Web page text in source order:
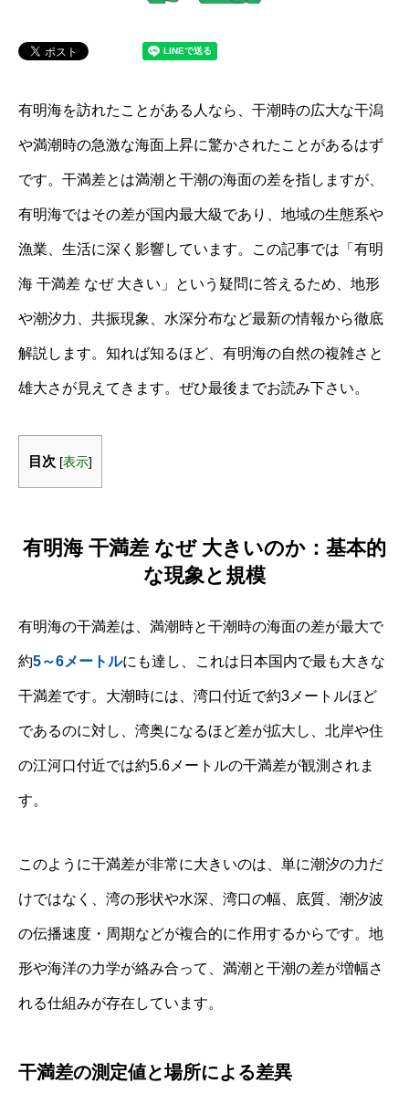
有明海を訪れたことがある人なら、干潮時の広大な干潟
や満潮時の急激な海面上昇に驚かされたことがあるはず
です。干満差とは満潮と干潮の海面の差を指しますが、
有明海ではその差が国内最大級であり、地域の生態系や
漁業、生活に深く影響しています。この記事では「有明
海 干満差 なぜ 大きい」という疑問に答えるため、地形
や潮汐力、共振現象、水深分布など最新の情報から徹底
解説します。知れば知るほど、有明海の自然の複雑さと
雄大さが見えてきます。ぜひ最後までお読み下さい。
目次 [表示]
有明海 干満差 なぜ 大きいのか：基本的
な現象と規模
有明海の干満差は、満潮時と干潮時の海面の差が最大で
約5～6メートルにも達し、これは日本国内で最も大きな
干満差です。大潮時には、湾口付近で約3メートルほど
であるのに対し、湾奥になるほど差が拡大し、北岸や住
の江河口付近では約5.6メートルの干満差が観測されま
す。
このように干満差が非常に大きいのは、単に潮汐の力だ
けではなく、湾の形状や水深、湾口の幅、底質、潮汐波
の伝播速度・周期などが複合的に作用するからです。地
形や海洋の力学が絡み合って、満潮と干潮の差が増幅さ
れる仕組みが存在しています。
干満差の測定値と場所による差異